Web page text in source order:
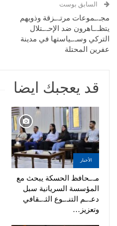
السابق بوست
مجـ.ـموعات مرتـ.ـزقة وذويهم
يتظـ.ـاهرون ضد الإحـ.ـتلال
التركي وسـ.ـياستها في مدينة
عفرين المحتلة
قد يعجبك ايضا
الأخبار
مـ.ـحافظ الحسكة يبحث مع
المؤسسة السريانية سبل
دعـ.ـم التنـ.ـوع الثـ.ـقافي
وتعزيز…